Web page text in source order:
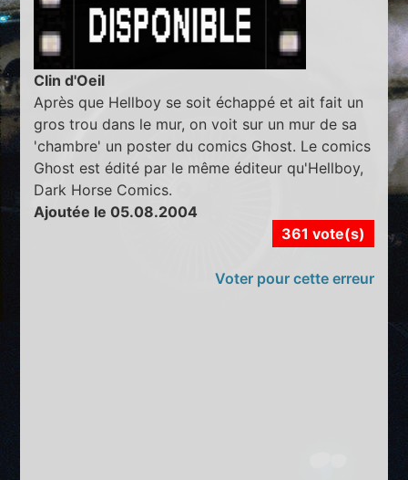
Clin d'Oeil
Après que Hellboy se soit échappé et ait fait un
gros trou dans le mur, on voit sur un mur de sa
'chambre' un poster du comics Ghost. Le comics
Ghost est édité par le même éditeur qu'Hellboy,
Dark Horse Comics.
Ajoutée le 05.08.2004
361 vote(s)
Voter pour cette erreur